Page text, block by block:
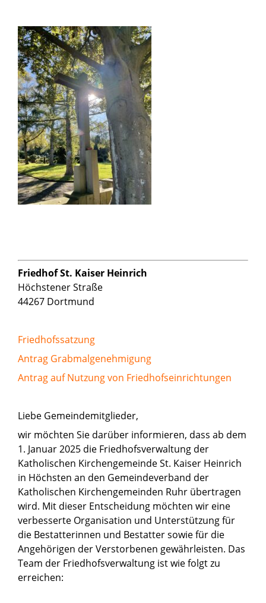
Friedhof St. Kaiser Heinrich
Höchstener Straße
44267 Dortmund
Friedhofssatzung
Antrag Grabmalgenehmigung
Antrag auf Nutzung von Friedhofseinrichtungen
Liebe Gemeindemitglieder,
wir möchten Sie darüber informieren, dass ab dem
1. Januar 2025 die Friedhofsverwaltung der
Katholischen Kirchengemeinde St. Kaiser Heinrich
in Höchsten an den Gemeindeverband der
Katholischen Kirchengemeinden Ruhr übertragen
wird. Mit dieser Entscheidung möchten wir eine
verbesserte Organisation und Unterstützung für
die Bestatterinnen und Bestatter sowie für die
Angehörigen der Verstorbenen gewährleisten. Das
Team der Friedhofsverwaltung ist wie folgt zu
erreichen: